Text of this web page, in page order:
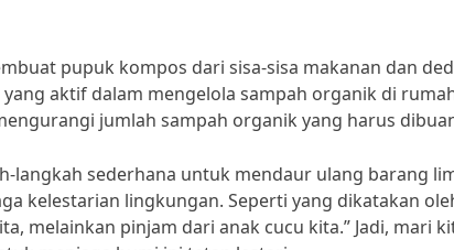
pupuk kompos dari sisa-sisa makanan dan
aktif dalam mengelola sampah organik di
jumlah sampah organik yang harus
langkah sederhana untuk mendaur ulang barang
kelestarian lingkungan. Seperti yang dikatakan
melainkan pinjam dari anak cucu kita.” Jadi, mari